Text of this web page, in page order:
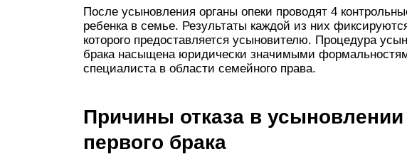
После усыновления органы опеки проводят 4
ребенка в семье. Результаты каждой из них
которого предоставляется усыновителю. Процедура
брака насыщена юридически значимыми
специалиста в области семейного права.
Причины отказа в усыновлении
первого брака